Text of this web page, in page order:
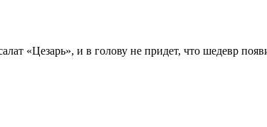
«Цезарь», и в голову не придет, что шедевр